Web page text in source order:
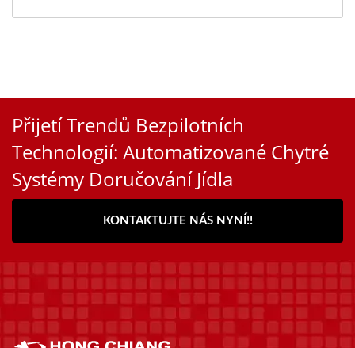
Přijetí Trendů Bezpilotních
Technologií: Automatizované Chytré
Systémy Doručování Jídla
KONTAKTUJTE NÁS NYNÍ!!